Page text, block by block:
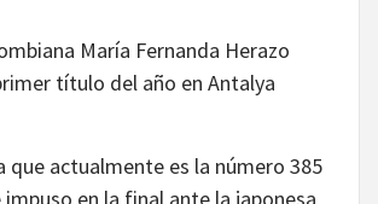
María Fernanda Herazo
título del año en Antalya
que actualmente es la número 385